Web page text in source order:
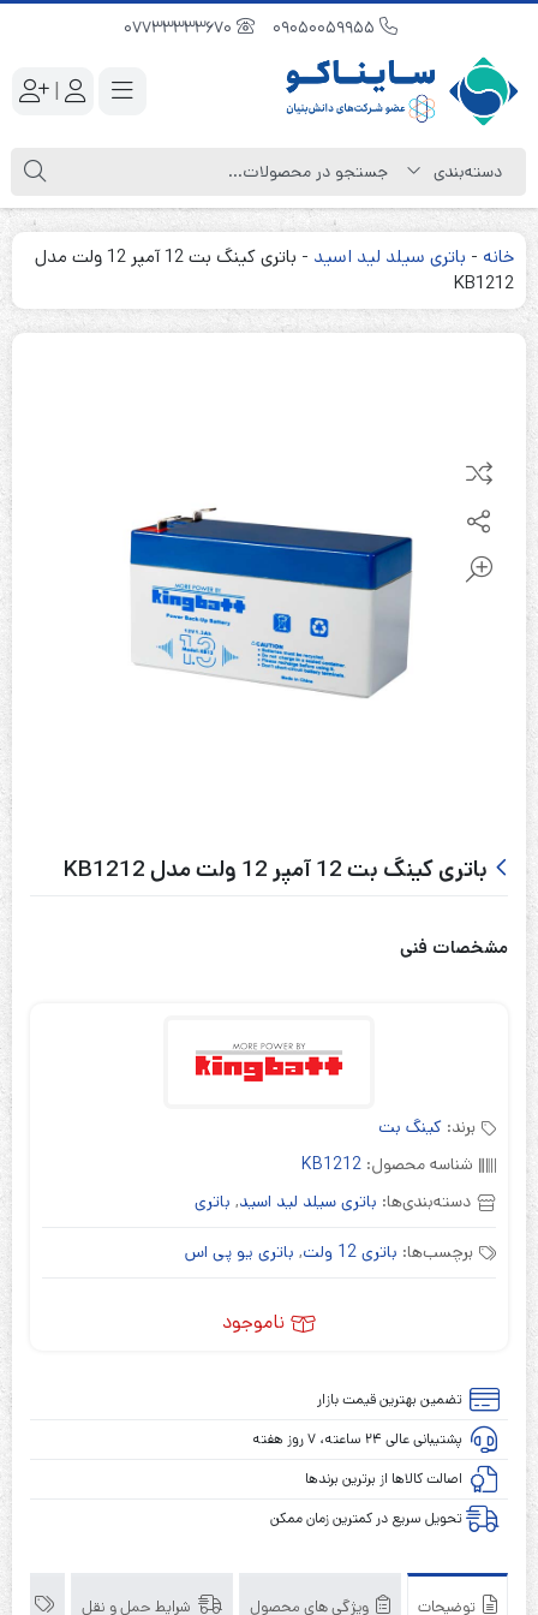
|
خانه - باتری سیلد لید اسید -
باتری کینگ بت 12 آمپر 12 ولت مدل
KB1212
باتری کینگ بت 12 آمپر 12 ولت مدل KB1212
مشخصات فنی
برند: کینگ بت
شناسه محصول: KB1212
دسته‌بندی‌ها: باتری سیلد لید اسید, باتری
برچسب‌ها: باتری 12 ولت , باتری یو پی اس
ناموجود
تضمین بهترین قیمت بازار
پشتیبانی عالی ۲۴ ساعته، ۷ روز هفته
اصالت کالاها از برترین برندها
تحویل سریع در کمترین زمان ممکن
توضیحات ویژگی های محصول شرایط حمل و نقل